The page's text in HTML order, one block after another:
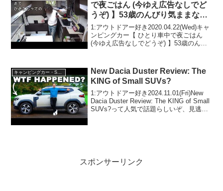
で夜ごはん (今ゆえ広告なしでど
うぞ) 】53歳のんびり気ままな車
中泊ひとり旅
1:アウトドアー好き2020.04.22(Wed)キャ
ンピングカー【 ひとり車中で夜ごはん
(今ゆえ広告なしでどうぞ) 】53歳のんび
ドアー好き2020.04.22(...
キャンピングカー・SUV人気車種
New Dacia Duster Review: The
KING of Small SUVs?
1:アウトドアー好き2024.11.01(Fri)New
Dacia Duster Review: The KING of Small
SUVs?って人気で話題らしいぞ、見逃さ
スポンサーリンク